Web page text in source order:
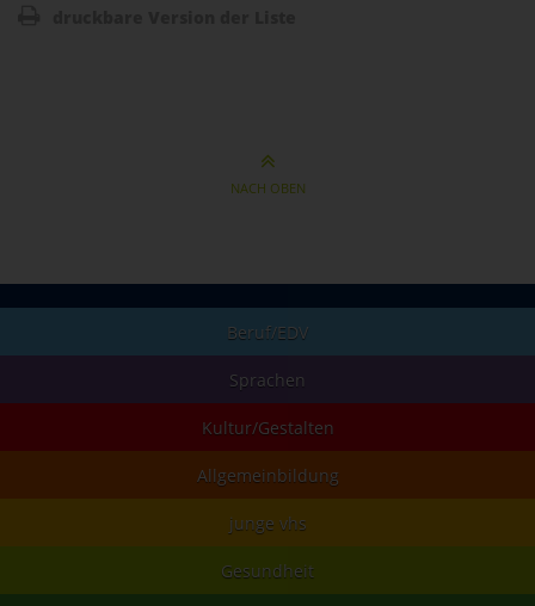
NACH OBEN
Beruf/EDV
Sprachen
Kultur/Gestalten
Allgemeinbildung
junge vhs
Gesundheit